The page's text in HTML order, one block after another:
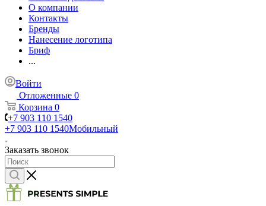
О компании
Контакты
Бренды
Нанесение логотипа
Бриф
...
Войти
Отложенные 0
Корзина 0
+7 903 110 1540
+7 903 110 1540Мобильный
Заказать звонок